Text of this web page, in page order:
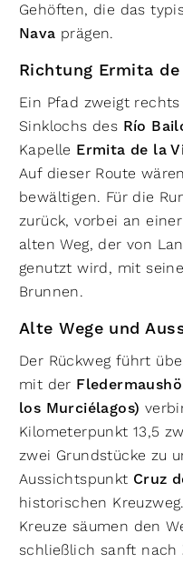
Gehöften, die das
Nava prägen.
Richtung Ermita
Ein Pfad zweigt
Sinklochs des Río
Kapelle Ermita de la
Auf dieser Route
bewältigen. Für die
zurück, vorbei an
alten Weg, der von
genutzt wird, mit
Brunnen.
Alte Wege und
Der Rückweg führt
mit der
los Murciélagos)
Kilometerpunkt 13,5
zwei Grundstücke zu
Aussichtspunkt Cruz
historischen
Kreuze säumen den
schließlich sanft nach